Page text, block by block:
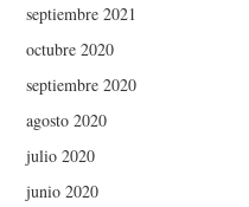
septiembre 2021
octubre 2020
septiembre 2020
agosto 2020
julio 2020
junio 2020